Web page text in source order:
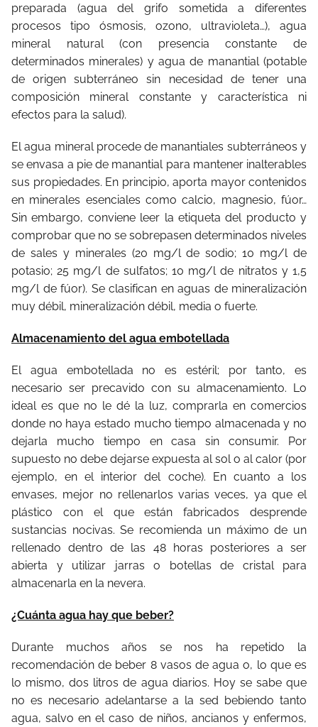
preparada (agua del grifo sometida a diferentes
procesos tipo ósmosis, ozono, ultravioleta…), agua
mineral natural (con presencia constante de
determinados minerales) y agua de manantial (potable
de origen subterráneo sin necesidad de tener una
composición mineral constante y característica ni
efectos para la salud).
El agua mineral procede de manantiales subterráneos y
se envasa a pie de manantial para mantener inalterables
sus propiedades. En principio, aporta mayor contenidos
en minerales esenciales como calcio, magnesio, fúor…
Sin embargo, conviene leer la etiqueta del producto y
comprobar que no se sobrepasen determinados niveles
de sales y minerales (20 mg/l de sodio; 10 mg/l de
potasio; 25 mg/l de sulfatos; 10 mg/l de nitratos y 1,5
mg/l de fúor). Se clasifican en aguas de mineralización
muy débil, mineralización débil, media o fuerte.
Almacenamiento del agua embotellada
El agua embotellada no es estéril; por tanto, es
necesario ser precavido con su almacenamiento. Lo
ideal es que no le dé la luz, comprarla en comercios
donde no haya estado mucho tiempo almacenada y no
dejarla mucho tiempo en casa sin consumir. Por
supuesto no debe dejarse expuesta al sol o al calor (por
ejemplo, en el interior del coche). En cuanto a los
envases, mejor no rellenarlos varias veces, ya que el
plástico con el que están fabricados desprende
sustancias nocivas. Se recomienda un máximo de un
rellenado dentro de las 48 horas posteriores a ser
abierta y utilizar jarras o botellas de cristal para
almacenarla en la nevera.
¿Cuánta agua hay que beber?
Durante muchos años se nos ha repetido la
recomendación de beber 8 vasos de agua o, lo que es
lo mismo, dos litros de agua diarios. Hoy se sabe que
no es necesario adelantarse a la sed bebiendo tanto
agua, salvo en el caso de niños, ancianos y enfermos,